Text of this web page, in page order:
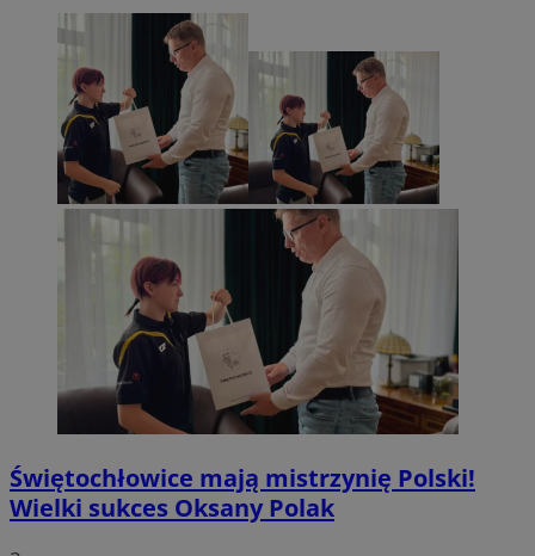
Świętochłowice mają mistrzynię Polski!
Wielki sukces Oksany Polak